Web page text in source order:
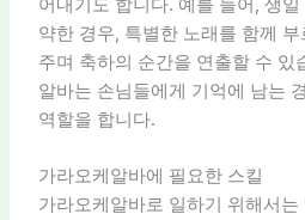
어내기도 합니다. 예를 들어, 생
약한 경우, 특별한 노래를 함께
주며 축하의 순간을 연출할 수 있
알바는 손님들에게 기억에 남는
역할을 합니다.
가라오케알바에 필요한 스킬
가라오케알바로 일하기 위해서